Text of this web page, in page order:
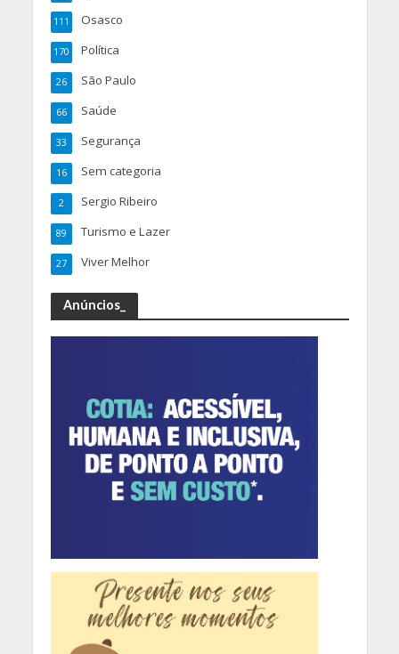
Osasco
111
Política
170
São Paulo
26
Saúde
66
Segurança
33
Sem categoria
16
Sergio Ribeiro
2
Turismo e Lazer
89
Viver Melhor
27
Anúncios_